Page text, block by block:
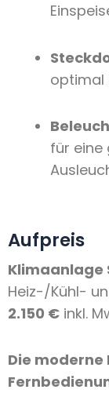
optimal
für eine
Aufpreis
Klimaanlage
Heiz-/Kühl-
2.150 € inkl.
Die